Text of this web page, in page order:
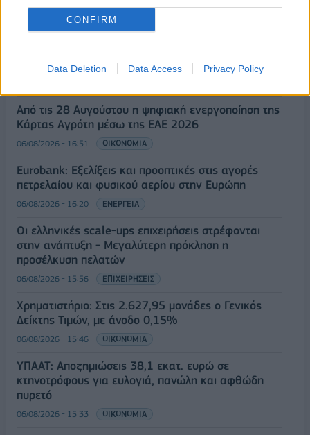
CONFIRM
Data Deletion Data Access Privacy Policy
Κυβερνητική Επιτροπή Βιομηχανίας- Κ. Μητσοτάκης:
βιομηχανίας
Από τις 28 Αυγούστου η ψηφιακή ενεργοποίηση της
Κάρτας Αγρότη μέσω της ΕΑΕ 2026
06/08/2026 - 16:51 ΟΙΚΟΝΟΜΙΑ
Eurobank: Εξελίξεις και προοπτικές στις αγορές
πετρελαίου και φυσικού αερίου στην Ευρώπη
06/08/2026 - 16:20 ΕΝΕΡΓΕΙΑ
Οι ελληνικές scale-ups επιχειρήσεις στρέφονται
στην ανάπτυξη - Μεγαλύτερη πρόκληση η
προσέλκυση πελατών
06/08/2026 - 15:56 ΕΠΙΧΕΙΡΗΣΕΙΣ
Χρηματιστήριο: Στις 2.627,95 μονάδες ο Γενικός
Δείκτης Τιμών, με άνοδο 0,15%
06/08/2026 - 15:46 ΟΙΚΟΝΟΜΙΑ
ΥΠΑΑΤ: Αποζημιώσεις 38,1 εκατ. ευρώ σε
κτηνοτρόφους για ευλογιά, πανώλη και αφθώδη
πυρετό
06/08/2026 - 15:33 ΟΙΚΟΝΟΜΙΑ